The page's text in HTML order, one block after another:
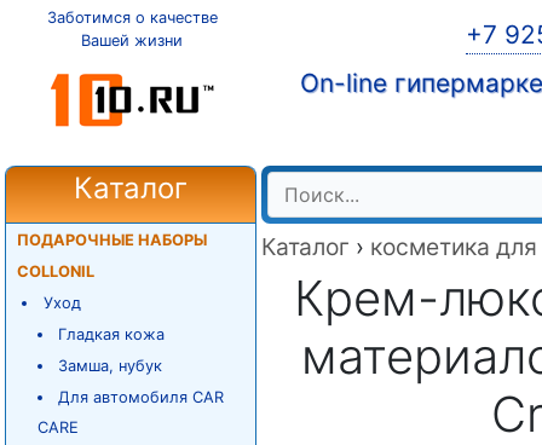
Заботимся о качестве
Вашей жизни
+7
On-line
Каталог
ПОДАРОЧНЫЕ НАБОРЫ
COLLONIL
Уход
Гладкая кожа
Замша, нубук
Для автомобиля CAR
CARE
Каталог › косметика
Крем-